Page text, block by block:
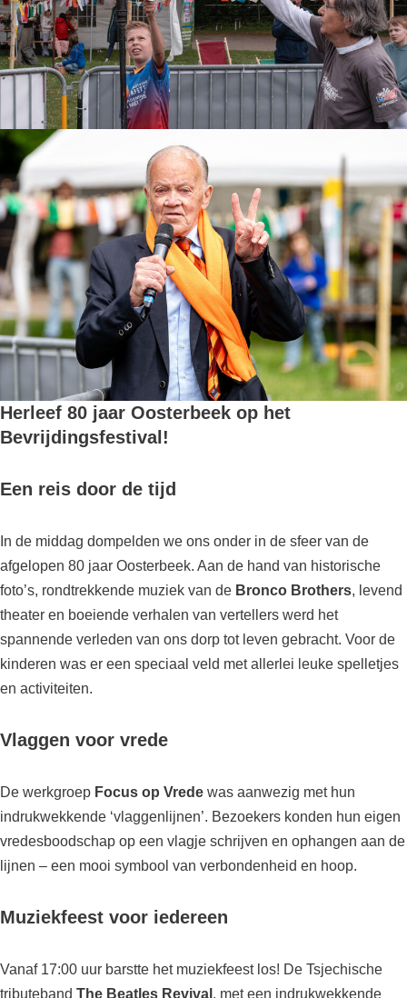
Herleef 80 jaar Oosterbeek op het
Bevrijdingsfestival!
Een reis door de tijd
In de middag dompelden we ons onder in de sfeer van de
afgelopen 80 jaar Oosterbeek. Aan de hand van historische
foto’s, rondtrekkende muziek van de Bronco Brothers, levend
theater en boeiende verhalen van vertellers werd het
spannende verleden van ons dorp tot leven gebracht. Voor de
kinderen was er een speciaal veld met allerlei leuke spelletjes
en activiteiten.
Vlaggen voor vrede
De werkgroep Focus op Vrede was aanwezig met hun
indrukwekkende ‘vlaggenlijnen’. Bezoekers konden hun eigen
vredesboodschap op een vlagje schrijven en ophangen aan de
lijnen – een mooi symbool van verbondenheid en hoop.
Muziekfeest voor iedereen
Vanaf 17:00 uur barstte het muziekfeest los! De Tsjechische
tributeband The Beatles Revival , met een indrukwekkende